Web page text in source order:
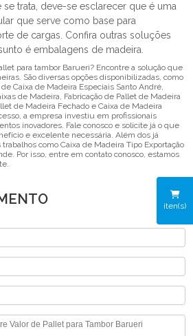
iten(s)
trata, deve-se esclarecer que é uma
que serve como base para
de cargas. Confira outras soluções
é embalagens de madeira.
para tambor Barueri? Encontre a solução que
São diversas opções disponibilizadas, como
Caixa de Madeira Especiais Santo André,
de Madeira, Fabricação de Pallet de Madeira
de Madeira Fechado e Caixa de Madeira
a empresa investiu em profissionais
inovadores. Fale conosco e solicite já o que
e excelente necessária. Além dos já
como Caixa de Madeira Tipo Exportação
Por isso, entre em contato conosco, estamos